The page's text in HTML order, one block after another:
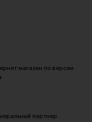
магазин по версии
партнер